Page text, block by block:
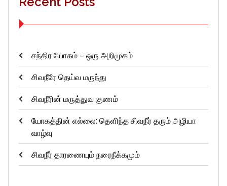
சந்திர யோகம் – ஒரு அறிமுகம்
சிவநீரே தெய்வ மருந்து
சிவநீரின் மருத்துவ குணம்
யோகத்தின் எல்லை: தெளிந்த சிவநீர் தரும் அழியா
வாழ்வு
சிவநீர் தாரணையும் நரைநீக்கமும்